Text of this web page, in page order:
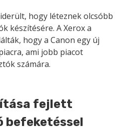
hogy léteznek olcsóbb
készítésére. A Xerox a
hogy a Canon egy új
ami jobb piacot
számára.
fejlett
befeketéssel